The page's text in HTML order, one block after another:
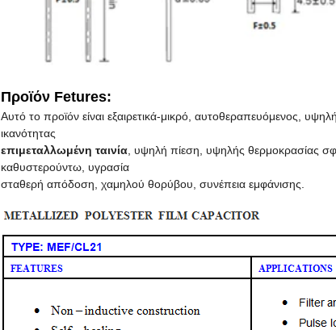
Προϊόν Fetures:
Αυτό το προϊόν είναι εξαιρετικά-μικρό, αυτοθεραπευόμενος,
ικανότητας
επιμεταλλωμένη ταινία, υψηλή πίεση, υψηλής θερμοκρασίας
καθυστερούντω, υγρασία
σταθερή απόδοση, χαμηλού θορύβου, συνέπεια εμφάνισης.